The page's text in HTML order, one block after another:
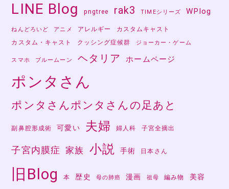
LINE Blog pngtree rak3 TIMEシリーズ WPlog
ねんどろいど アニメ アレルギー
カスタムキャスト
カスタム・キャスト
クッシング症候群 ジョーカー・ゲーム
スマホ ブルームーン ヘタリア ホームページ
ポンタさん
ポンタさんポンタさんの足あと
副鼻腔形成術 可愛い 夫婦 婦人科 子宮全摘出
子宮内膜症 家族 小説 手術 日本さん
旧Blog 本 歴史 母の肺癌 漫画 祖母 編み物 美容